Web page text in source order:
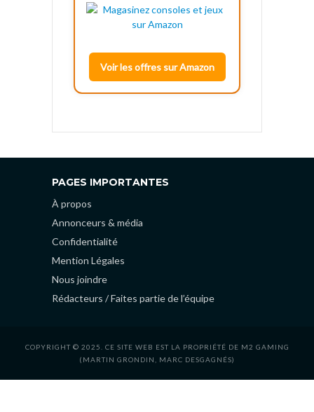
Voir les offres sur Amazon
PAGES IMPORTANTES
À propos
Annonceurs & média
Confidentialité
Mention Légales
Nous joindre
Rédacteurs / Faites partie de l’équipe
COPYRIGHT © 2025. CE SITE WEB EST LA PROPRIÉTÉ DE M2 GAMING
(MARTIN GRONDIN, MARC DESGAGNÉS)